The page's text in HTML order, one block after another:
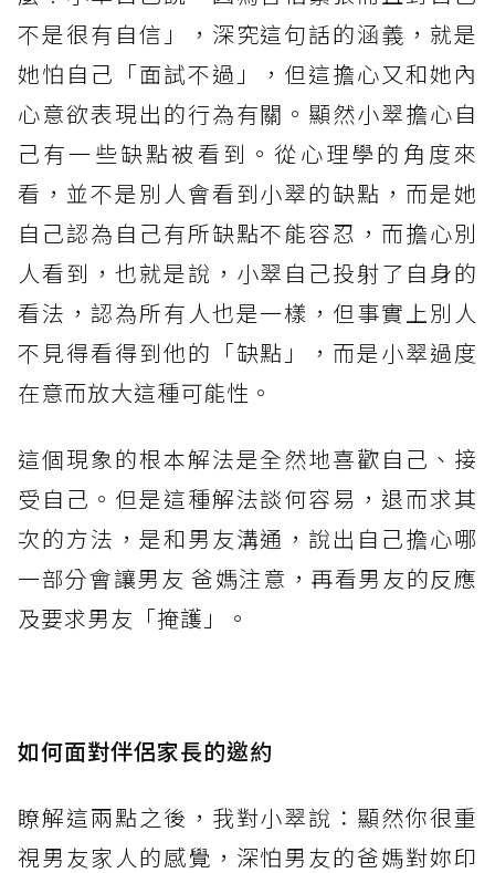
不是很有自信」，深究這句話的涵義，就是
她怕自己「面試不過」，但這擔心又和她內
心意欲表現出的行為有關。顯然小翠擔心自
己有一些缺點被看到。從心理學的角度來
看，並不是別人會看到小翠的缺點，而是她
自己認為自己有所缺點不能容忍，而擔心別
人看到，也就是說，小翠自己投射了自身的
看法，認為所有人也是一樣，但事實上別人
不見得看得到他的「缺點」，而是小翠過度
在意而放大這種可能性。
這個現象的根本解法是全然地喜歡自己、接
受自己。但是這種解法談何容易，退而求其
次的方法，是和男友溝通，說出自己擔心哪
一部分會讓男友 爸媽注意，再看男友的反應
及要求男友「掩護」。
如何面對伴侶家長的邀約
瞭解這兩點之後，我對小翠說：顯然你很重
視男友家人的感覺，深怕男友的爸媽對妳印